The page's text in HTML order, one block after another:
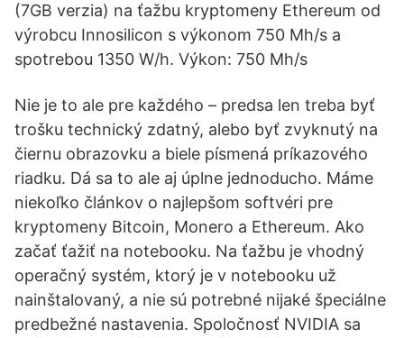
(7GB verzia) na ťažbu kryptomeny Ethereum od
výrobcu Innosilicon s výkonom 750 Mh/s a
spotrebou 1350 W/h. Výkon: 750 Mh/s
Nie je to ale pre každého – predsa len treba byť
trošku technický zdatný, alebo byť zvyknutý na
čiernu obrazovku a biele písmená príkazového
riadku. Dá sa to ale aj úplne jednoducho. Máme
niekoľko článkov o najlepšom softvéri pre
kryptomeny Bitcoin, Monero a Ethereum. Ako
začať ťažiť na notebooku. Na ťažbu je vhodný
operačný systém, ktorý je v notebooku už
nainštalovaný, a nie sú potrebné nijaké špeciálne
predbežné nastavenia. Spoločnosť NVIDIA sa